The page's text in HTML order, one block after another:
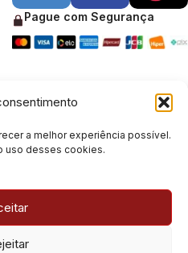
a melhor experiência possível.
uso desses cookies.
Pague com Segurança
| Todos os direitos reservados.
Experts Digitais